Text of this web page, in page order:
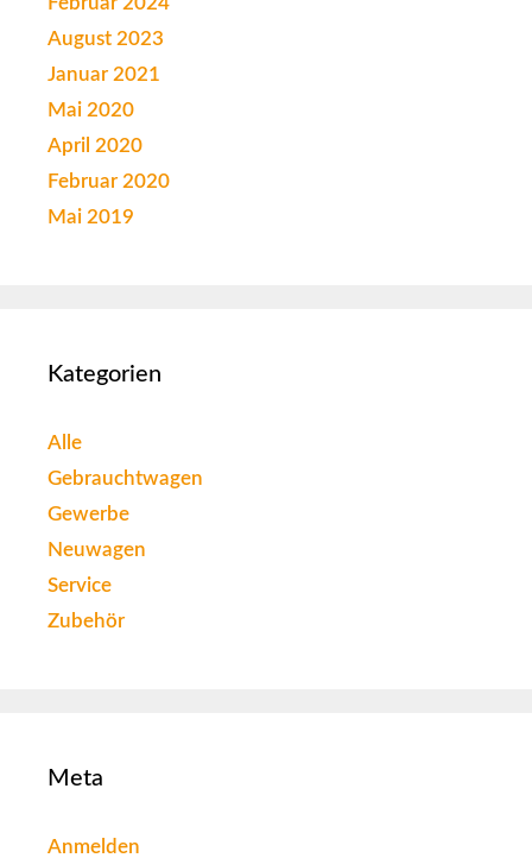
August 2023
Januar 2021
Mai 2020
April 2020
Februar 2020
Mai 2019
Kategorien
Alle
Gebrauchtwagen
Gewerbe
Neuwagen
Service
Zubehör
Meta
Anmelden